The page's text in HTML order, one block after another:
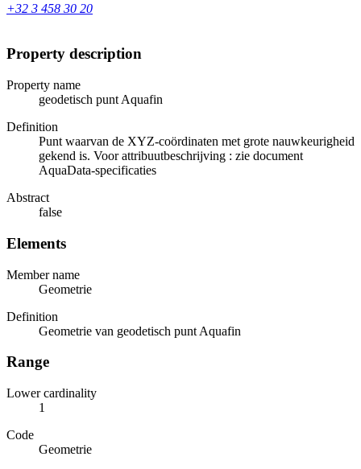
+32 3 458 30 20
Property description
Property name
geodetisch punt Aquafin
Definition
Punt waarvan de XYZ-coördinaten met grote nauwkeurigheid
gekend is. Voor attribuutbeschrijving : zie document
AquaData-specificaties
Abstract
false
Elements
Member name
Geometrie
Definition
Geometrie van geodetisch punt Aquafin
Range
Lower cardinality
1
Code
Geometrie